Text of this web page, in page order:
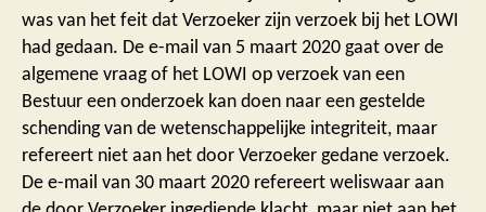
was van het feit dat Verzoeker zijn verzoek bij het LOWI
had gedaan. De e-mail van 5 maart 2020 gaat over de
algemene vraag of het LOWI op verzoek van een
Bestuur een onderzoek kan doen naar een gestelde
schending van de wetenschappelijke integriteit, maar
refereert niet aan het door Verzoeker gedane verzoek.
De e-mail van 30 maart 2020 refereert weliswaar aan